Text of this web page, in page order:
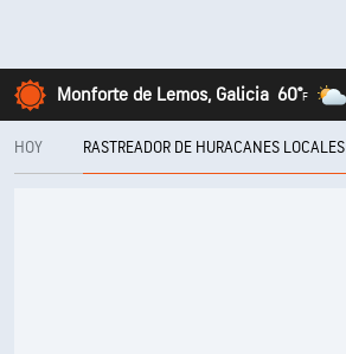
Monforte de Lemos, Galicia 60°F
HOY RASTREADOR DE HURACANES LOCALES